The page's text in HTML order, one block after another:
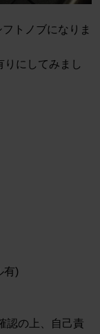
トノブになりま
にしてみまし
有)
認の上、自己責